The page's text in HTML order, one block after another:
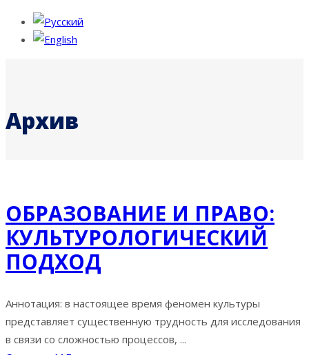
Архив
ОБРАЗОВАНИЕ И ПРАВО:
КУЛЬТУРОЛОГИЧЕСКИЙ
ПОДХОД
Аннотация: в настоящее время феномен культуры
представляет существенную трудность для исследования
в связи со сложностью процессов, ...